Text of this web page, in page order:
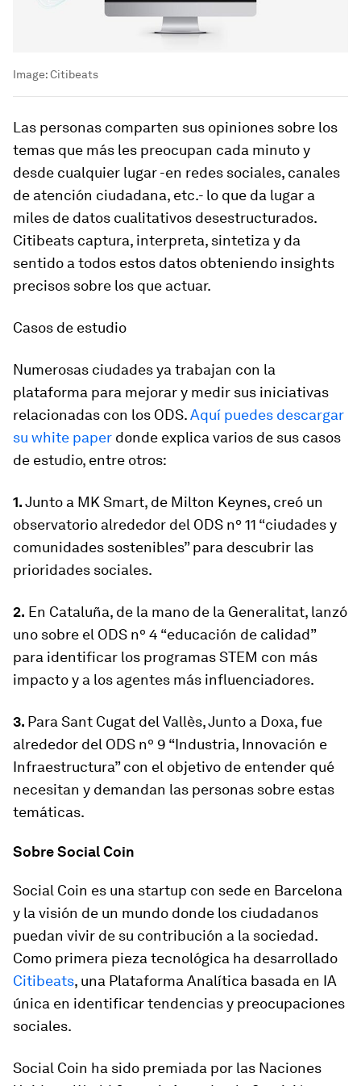
Image:Citibeats
Las personas comparten sus opiniones sobre los
temas que más les preocupan cada minuto y
desde cualquier lugar -en redes sociales, canales
de atención ciudadana, etc.- lo que da lugar a
miles de datos cualitativos desestructurados.
Citibeats captura, interpreta, sintetiza y da
sentido a todos estos datos obteniendo insights
precisos sobre los que actuar.
Casos de estudio
Numerosas ciudades ya trabajan con la
plataforma para mejorar y medir sus iniciativas
relacionadas con los ODS.Aquí puedes descargar
su white paper donde explica varios de sus casos
de estudio, entre otros:
1.Junto a MK Smart, de Milton Keynes, creó un
observatorio alrededor del ODS nº 11 “ciudades y
comunidades sostenibles” para descubrir las
prioridades sociales.
2. En Cataluña, de la mano de la Generalitat, lanzó
uno sobre el ODS nº 4 “educación de calidad”
para identificar los programas STEM con más
impacto y a los agentes más influenciadores.
3. Para Sant Cugat del Vallès, Junto a Doxa, fue
alrededor del ODS nº 9 “Industria, Innovación e
Infraestructura” con el objetivo de entender qué
necesitan y demandan las personas sobre estas
temáticas.
Sobre Social Coin
Social Coin es una startup con sede en Barcelona
y la visión de un mundo donde los ciudadanos
puedan vivir de su contribución a la sociedad.
Como primera pieza tecnológica ha desarrollado
Citibeats, una Plataforma Analítica basada en IA
única en identificar tendencias y preocupaciones
sociales.
Social Coin ha sido premiada por las Naciones